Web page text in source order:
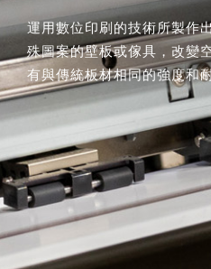
運用數位印刷的技術所製作
殊圖案的壁板或傢具，改變
有與傳統板材相同的強度和